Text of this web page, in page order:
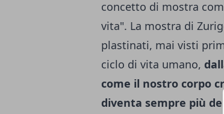
concetto di mostra
vita". La mostra di
plastinati, mai visti
ciclo di vita umano,
come il nostro corpo
diventa sempre più